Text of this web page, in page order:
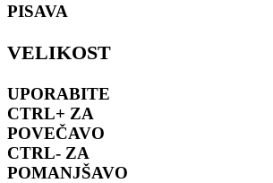
PISAVA
VELIKOST
UPORABITE
CTRL+ ZA
POVEČAVO
CTRL- ZA
POMANJŠAVO